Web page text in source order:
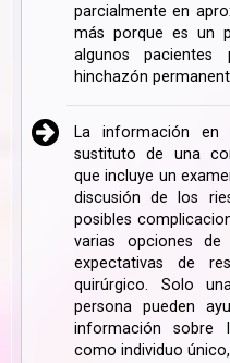
parcialmente en
más porque es un
algunos
hinchazón
La información
sustituto de una
que incluye un
discusión de los
posibles
varias opciones
expectativas de
quirúrgico. Solo
persona pueden
información sobre
como individuo